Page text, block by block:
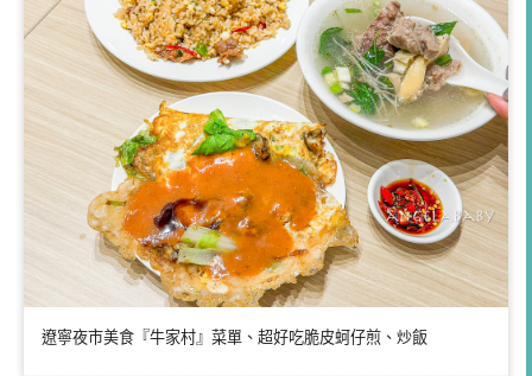
遼寧夜市美食『牛家村』菜單、超好吃脆皮蚵仔煎、炒飯